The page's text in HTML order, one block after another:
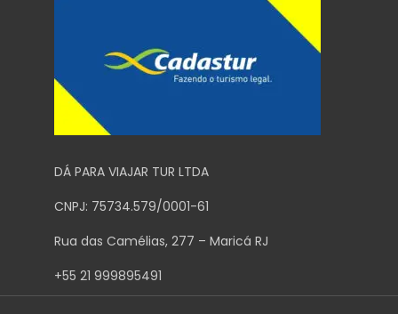
DÁ PARA VIAJAR TUR LTDA
CNPJ: 75734.579/0001-61
Rua das Camélias, 277 – Maricá RJ
+55 21 999895491